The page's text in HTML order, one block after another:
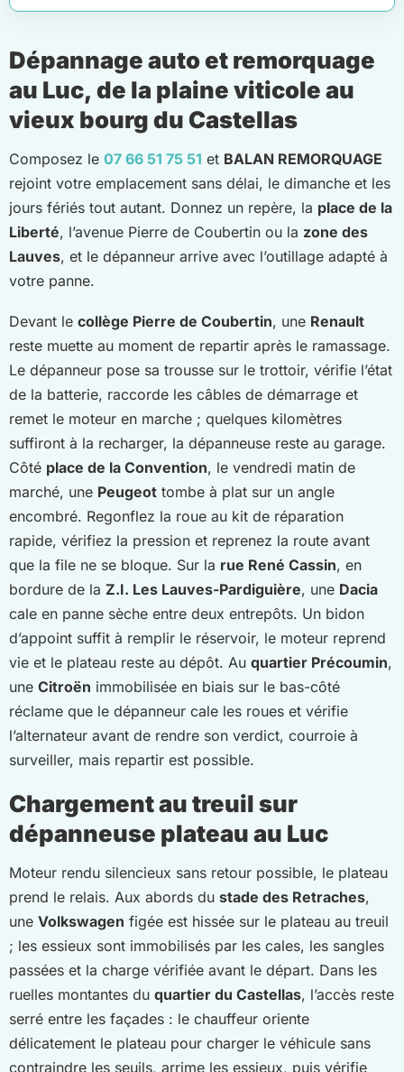
Dépannage auto et remorquage
au Luc, de la plaine viticole au
vieux bourg du Castellas
Composez le 07 66 51 75 51 et BALAN REMORQUAGE
rejoint votre emplacement sans délai, le dimanche et les
jours fériés tout autant. Donnez un repère, la place de la
Liberté, l’avenue Pierre de Coubertin ou la zone des
Lauves, et le dépanneur arrive avec l’outillage adapté à
votre panne.
Devant le collège Pierre de Coubertin, une Renault
reste muette au moment de repartir après le ramassage.
Le dépanneur pose sa trousse sur le trottoir, vérifie l’état
de la batterie, raccorde les câbles de démarrage et
remet le moteur en marche ; quelques kilomètres
suffiront à la recharger, la dépanneuse reste au garage.
Côté place de la Convention, le vendredi matin de
marché, une Peugeot tombe à plat sur un angle
encombré. Regonflez la roue au kit de réparation
rapide, vérifiez la pression et reprenez la route avant
que la file ne se bloque. Sur la rue René Cassin, en
bordure de la Z.I. Les Lauves-Pardiguière, une Dacia
cale en panne sèche entre deux entrepôts. Un bidon
d’appoint suffit à remplir le réservoir, le moteur reprend
vie et le plateau reste au dépôt. Au quartier Précoumin,
une Citroën immobilisée en biais sur le bas-côté
réclame que le dépanneur cale les roues et vérifie
l’alternateur avant de rendre son verdict, courroie à
surveiller, mais repartir est possible.
Chargement au treuil sur
dépanneuse plateau au Luc
Moteur rendu silencieux sans retour possible, le plateau
prend le relais. Aux abords du stade des Retraches,
une Volkswagen figée est hissée sur le plateau au treuil
; les essieux sont immobilisés par les cales, les sangles
passées et la charge vérifiée avant le départ. Dans les
ruelles montantes du quartier du Castellas, l’accès reste
serré entre les façades : le chauffeur oriente
délicatement le plateau pour charger le véhicule sans
contraindre les seuils, arrime les essieux, puis vérifie